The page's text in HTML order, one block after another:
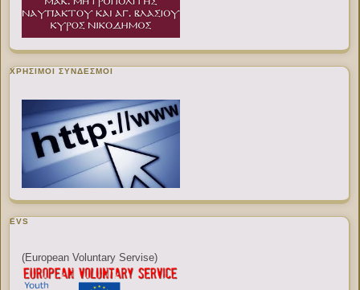
ΧΡΉΣΙΜΟΙ ΣΎΝΔΕΣΜΟΙ
EVS
(European Voluntary Servise)